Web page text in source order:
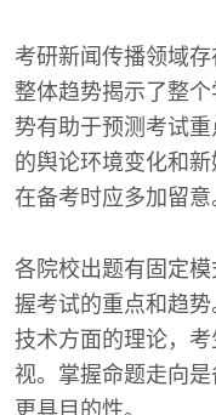
考研新闻传播领域存
整体趋势揭示了整
势有助于预测考试
的舆论环境变化和
在备考时应多加留意
各院校出题有固定
握考试的重点和趋
技术方面的理论，
视。掌握命题走向